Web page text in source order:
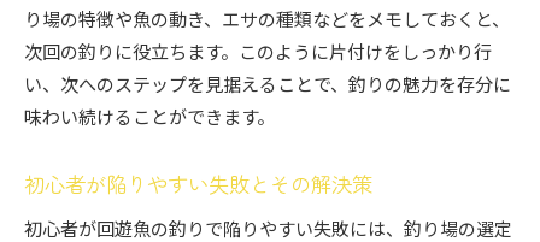
り場の特徴や魚の動き、エサの種類などをメモしておくと、
次回の釣りに役立ちます。このように片付けをしっかり行
い、次へのステップを見据えることで、釣りの魅力を存分に
味わい続けることができます。
初心者が陥りやすい失敗とその解決策
初心者が回遊魚の釣りで陥りやすい失敗には、釣り場の選定